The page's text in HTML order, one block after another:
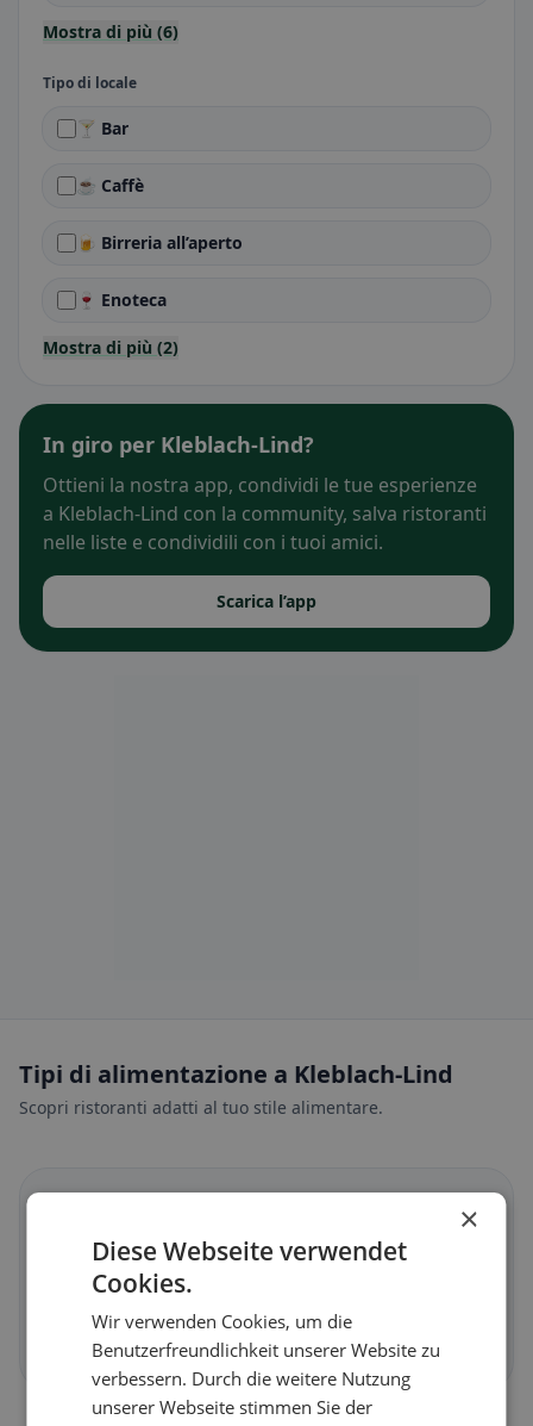
Mostra di più (6)
Tipo di locale
🍸 Bar
☕ Caffè
🍺 Birreria all’aperto
🍷 Enoteca
Mostra di più (2)
In giro per Kleblach-Lind?
Ottieni la nostra app, condividi le tue esperienze
a Kleblach-Lind con la community, salva ristoranti
nelle liste e condividili con i tuoi amici.
Scarica l’app
Tipi di alimentazione a Kleblach-Lind
Scopri ristoranti adatti al tuo stile alimentare.
Veganoin Kleblach-Lind
Scopri ora →
×
Diese Webseite verwendet
Cookies.
Wir verwenden Cookies, um die
Benutzerfreundlichkeit unserer Website zu
verbessern. Durch die weitere Nutzung
unserer Webseite stimmen Sie der